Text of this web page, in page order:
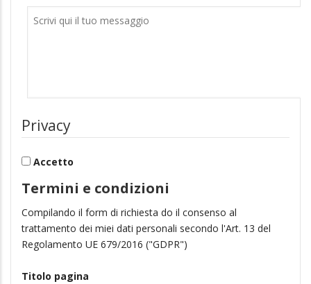
Privacy
Accetto
Termini e condizioni
Compilando il form di richiesta do il consenso al
trattamento dei miei dati personali secondo l'Art. 13 del
Regolamento UE 679/2016 ("GDPR")
Titolo pagina